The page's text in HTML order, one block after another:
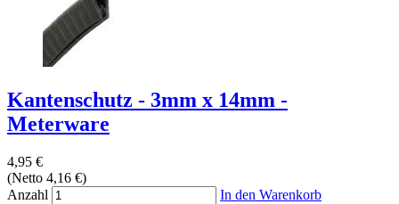
Kantenschutz - 3mm x 14mm -
Meterware
4,95 €
(Netto 4,16 €)
Anzahl
In den Warenkorb